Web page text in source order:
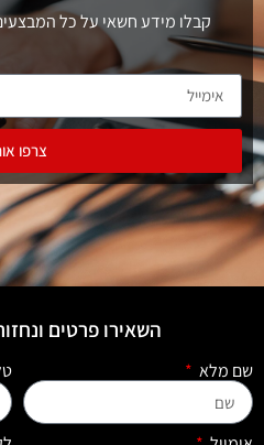
קבלו מידע חשאי על כל
צרפו
השאירו פרטים
שם מלא